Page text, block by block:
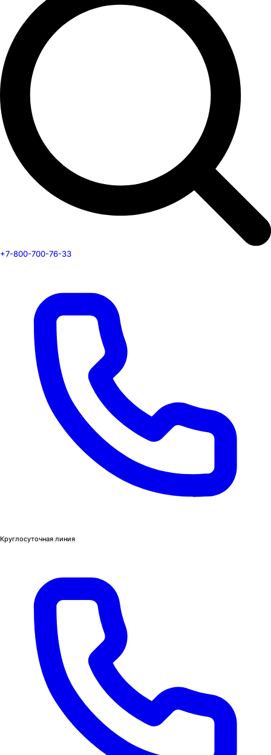
+7-800-700-76-33
Круглосуточная линия